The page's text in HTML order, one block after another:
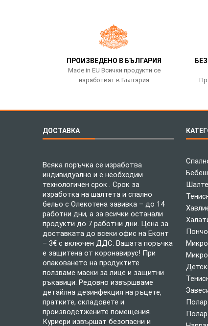
ПРОИЗВЕДЕНО В БЪЛГАРИЯ
Made in EU Всички продукти се
изработват в България
ДОСТАВКА
Всяка поръчка се изработва
индивидуално и е необходим
технологичен срок . Срок за
изработка на шалтета и спално
бельо с Олекотена завивка – до 14
работни дни, а за всички останали
продукти до 7 работни дни. Цена за
доставката до всеки офис на Еконт
– 3€ с включен ДДС. Вашата поръчка
е защитена от коронавирус! При
опаковането на продуктите
ползваме маски за лице и защитни
ръкавици. Редовно извършваме
детайлна дезинфекция на ръцете,
пратките, складовете и
производстжените помещения.
Куриери извършат безопасни и